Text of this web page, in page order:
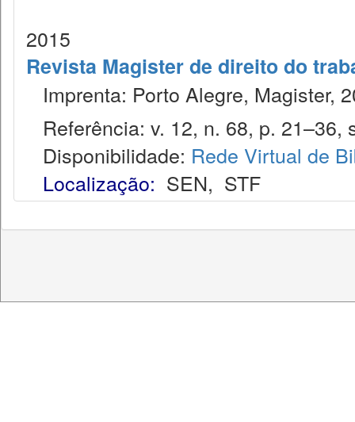
2015
Revista Magister de direito do
Imprenta: Porto Alegre, Magister,
Referência: v. 12, n. 68, p. 21–36,
Disponibilidade: Rede Virtual de
Localização: SEN, STF